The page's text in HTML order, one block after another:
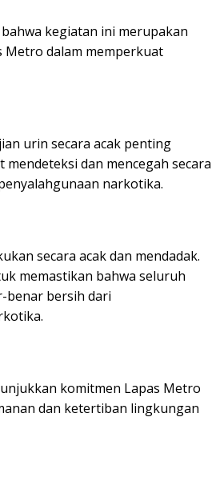
kegiatan ini merupakan
Metro dalam memperkuat
urin secara acak penting
dan mencegah secara
narkotika.
secara acak dan mendadak.
memastikan bahwa seluruh
benar bersih dari
komitmen Lapas Metro
dan ketertiban lingkungan